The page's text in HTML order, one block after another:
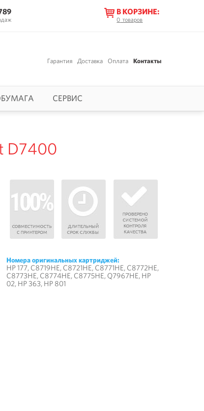
В КОРЗИНЕ:
0 товаров
Гарантия Доставка Оплата Контакты
СЕРВИС
D7400
Номера оригинальных картриджей:
HP 177, C8719HE, C8721HE, C8771HE, C8772HE,
C8773HE, C8774HE, C8775HE, Q7967HE, HP
02, HP 363, HP 801